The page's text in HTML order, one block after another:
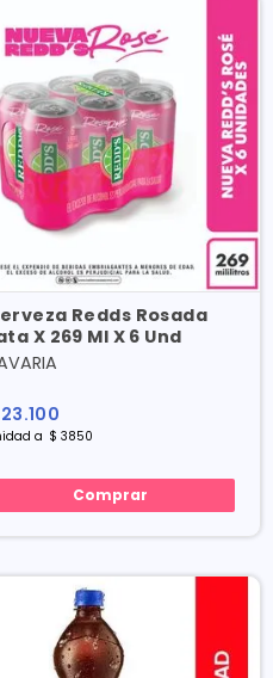
Redds Rosada
X 269 Ml X 6 Und
23.100
a $ 3850
Comprar